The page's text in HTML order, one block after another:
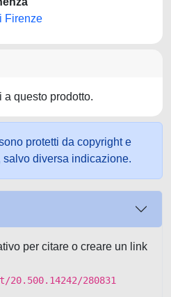
Firenze
a questo prodotto.
protetti da copyright e
diversa indicazione.
per citare o creare un link
280831